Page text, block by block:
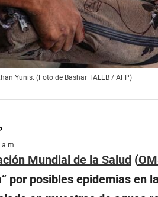
Yunis. (Foto de Bashar TALEB / AFP)
Mundial de la Salud(
por posibles epidemias en la